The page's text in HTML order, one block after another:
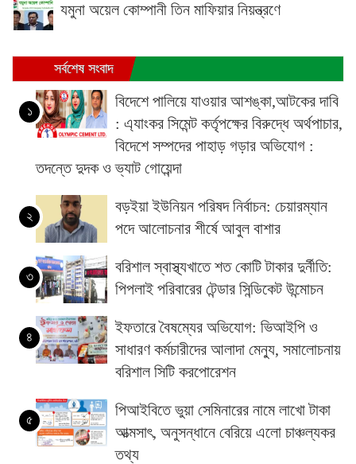
যমুনা অয়েল কোম্পানী তিন মাফিয়ার নিয়ন্ত্রণে
সর্বশেষ সংবাদ
১
বিদেশে পালিয়ে যাওয়ার আশঙ্কা,আটকের দাবি
: এ্যাংকর সিমেন্ট কর্তৃপক্ষের বিরুদ্ধে অর্থপাচার,
বিদেশে সম্পদের পাহাড় গড়ার অভিযোগ :
তদন্তে দুদক ও ভ্যাট গোয়েন্দা
২
বড়ইয়া ইউনিয়ন পরিষদ নির্বাচন: চেয়ারম্যান
পদে আলোচনার শীর্ষে আবুল বাশার
৩
বরিশাল স্বাস্থ্যখাতে শত কোটি টাকার দুর্নীতি:
পিপলাই পরিবারের টেন্ডার সিন্ডিকেট উন্মোচন
৪
ইফতারে বৈষম্যের অভিযোগ: ভিআইপি ও
সাধারণ কর্মচারীদের আলাদা মেন্যু, সমালোচনায়
বরিশাল সিটি করপোরেশন
৫
পিআইবিতে ভুয়া সেমিনারের নামে লাখো টাকা
আত্মসাৎ, অনুসন্ধানে বেরিয়ে এলো চাঞ্চল্যকর
তথ্য